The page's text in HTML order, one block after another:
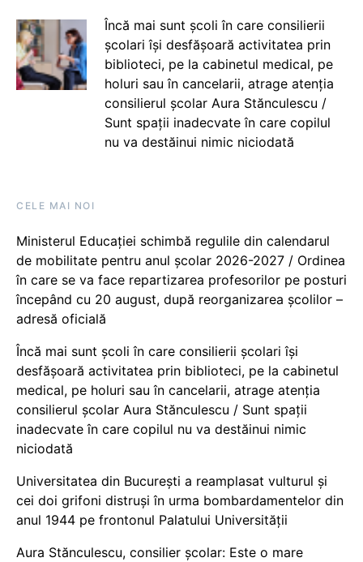
Încă mai sunt școli în care consilierii
școlari își desfășoară activitatea prin
biblioteci, pe la cabinetul medical, pe
holuri sau în cancelarii, atrage atenția
consilierul școlar Aura Stănculescu /
Sunt spații inadecvate în care copilul
nu va destăinui nimic niciodată
CELE MAI NOI
Ministerul Educației schimbă regulile din calendarul
de mobilitate pentru anul școlar 2026-2027 / Ordinea
în care se va face repartizarea profesorilor pe posturi
începând cu 20 august, după reorganizarea școlilor –
adresă oficială
Încă mai sunt școli în care consilierii școlari își
desfășoară activitatea prin biblioteci, pe la cabinetul
medical, pe holuri sau în cancelarii, atrage atenția
consilierul școlar Aura Stănculescu / Sunt spații
inadecvate în care copilul nu va destăinui nimic
niciodată
Universitatea din București a reamplasat vulturul și
cei doi grifoni distruși în urma bombardamentelor din
anul 1944 pe frontonul Palatului Universității
Aura Stănculescu, consilier școlar: Este o mare